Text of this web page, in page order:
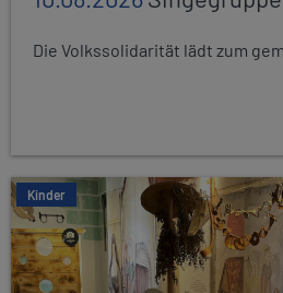
Die Volkssolidarität lädt zum
Kinder